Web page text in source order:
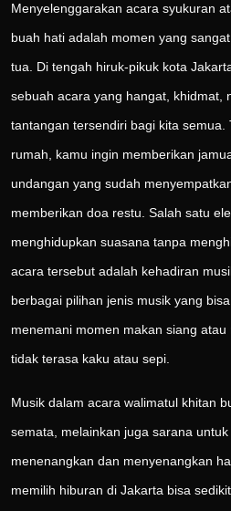
Menyelenggarakan acara syukuran
buah hati adalah momen yang
tua. Di tengah hiruk-pikuk kota
sebuah acara yang hangat, khidmat,
tantangan tersendiri bagi kita semua.
rumah, kamu ingin memberikan
undangan yang sudah
memberikan doa restu. Salah satu
menghidupkan suasana tanpa
acara tersebut adalah kehadiran
berbagai pilihan jenis musik yang
menemani momen makan siang
tidak terasa kaku atau sepi.
Musik dalam acara walimatul khitan
semata, melainkan juga sarana
menenangkan dan menyenangkan
memilih hiburan di Jakarta bisa